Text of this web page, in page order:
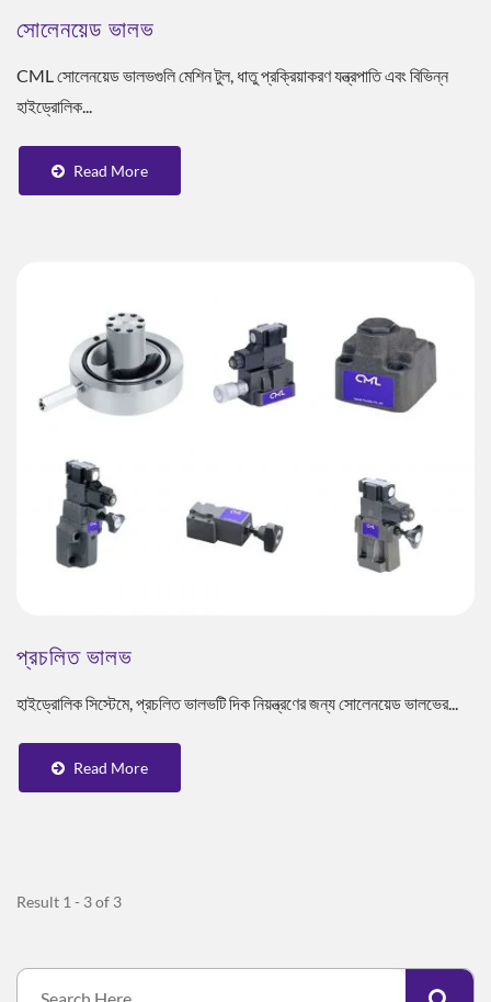
সোলেনয়েড ভালভ
CML সোলেনয়েড ভালভগুলি মেশিন টুল, ধাতু প্রক্রিয়াকরণ যন্ত্রপাতি এবং বিভিন্ন
হাইড্রোলিক...
Read More
প্রচলিত ভালভ
হাইড্রোলিক সিস্টেমে, প্রচলিত ভালভটি দিক নিয়ন্ত্রণের জন্য সোলেনয়েড ভালভের...
Read More
Result 1 - 3 of 3